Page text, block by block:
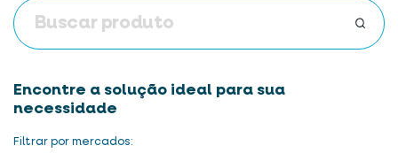
Encontre a solução ideal para sua
necessidade
Filtrar por mercados: